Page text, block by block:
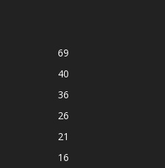
69
40
36
26
21
16